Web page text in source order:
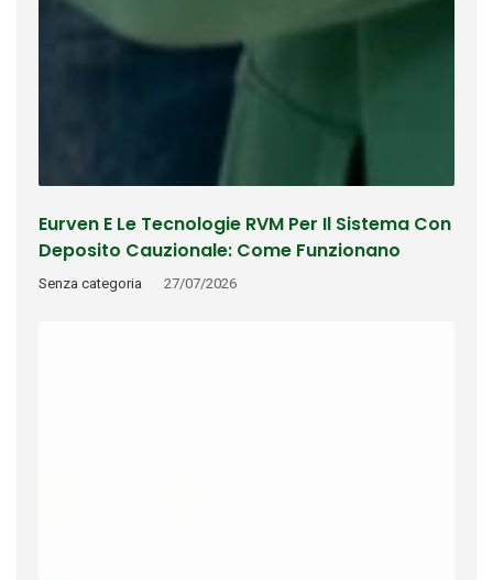
Eurven E Le Tecnologie RVM Per Il Sistema Con
Deposito Cauzionale: Come Funzionano
Riconoscimento, Rimborso E Tracciabilità
Senza categoria 27/07/2026